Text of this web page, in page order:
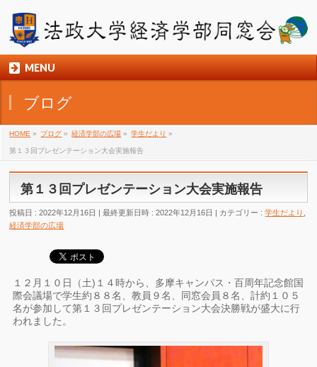
MENU
ブログ
HOME » ブログ » 経済学部の広場 » 学生だより »
第１３回プレゼンテーション大会実施報告
第１３回プレゼンテーション大会実施報告
投稿日 : 2022年12月16日 最終更新日時 : 2022年12月16日 カテゴリー :学生だより
経済学部の広場
１２月１０日（土) １４時から、多摩キャンパス・百周年記念館国
際会議場で学生約８８名、教員９名、同窓会員８名、計約１０５
名が参加して第１３回プレゼンテーション大会決勝戦が盛大に行
われました。